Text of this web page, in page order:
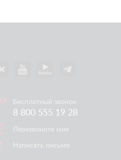
Бесплатный звонок
8 800 555 19 28
Перезвоните мне
Написать письмо